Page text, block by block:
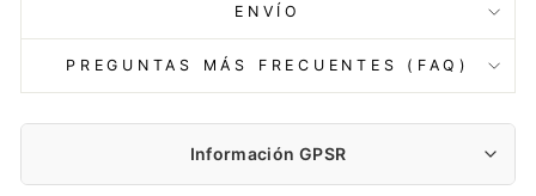
ENVÍO
PREGUNTAS MÁS FRECUENTES (FAQ)
Información GPSR